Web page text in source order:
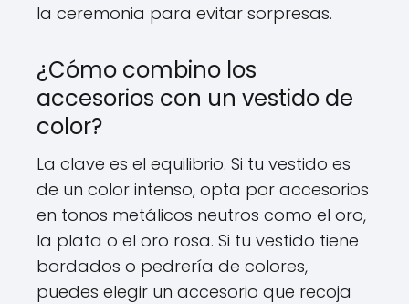
la ceremonia para evitar sorpresas.
¿Cómo combino los
accesorios con un vestido de
color?
La clave es el equilibrio. Si tu vestido es
de un color intenso, opta por accesorios
en tonos metálicos neutros como el oro,
la plata o el oro rosa. Si tu vestido tiene
bordados o pedrería de colores,
puedes elegir un accesorio que recoja